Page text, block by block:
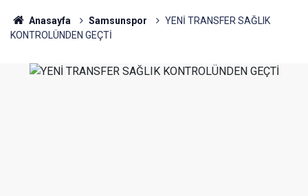
Anasayfa Samsunspor
YENİ TRANSFER SAĞLIK
KONTROLÜNDEN GEÇTİ